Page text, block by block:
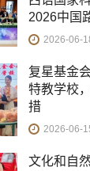
2026中国
2026-06-
复星基金
特教学校
措
2026-06-
文化和自